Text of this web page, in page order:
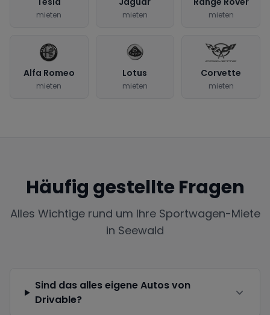
mieten mieten mieten
Alfa Romeo
mieten
Lotus
mieten
Corvette
mieten
Häufig gestellte Fragen
Alles Wichtige rund um Ihre Sportwagen-Miete
in Seewald
Sind das alles eigene Autos von
Drivable?